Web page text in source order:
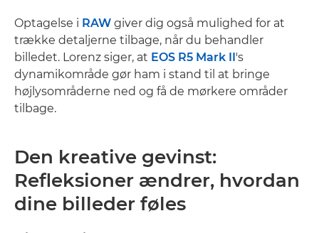
Optagelse i RAW giver dig også mulighed for at
trække detaljerne tilbage, når du behandler
billedet. Lorenz siger, at EOS R5 Mark II's
dynamikområde gør ham i stand til at bringe
højlysområderne ned og få de mørkere områder
tilbage.
Den kreative gevinst:
Refleksioner ændrer, hvordan
dine billeder føles